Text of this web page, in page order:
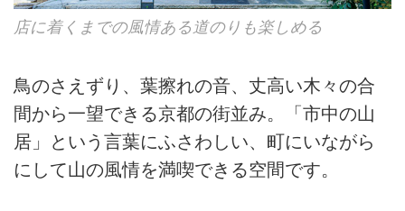
店に着くまでの風情ある道のりも楽しめる
鳥のさえずり、葉擦れの音、丈高い木々の合
間から一望できる京都の街並み。「市中の山
居」という言葉にふさわしい、町にいながら
にして山の風情を満喫できる空間です。